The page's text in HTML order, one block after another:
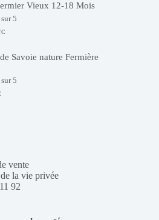
Vieux 12-18 Mois
sur 5
Savoie nature Fermière
sur 5
vente
la vie privée
92